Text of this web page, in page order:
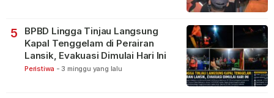
5
BPBD Lingga Tinjau Langsung
Kapal Tenggelam di Perairan
Lansik, Evakuasi Dimulai Hari Ini
Peristiwa - 3 minggu yang lalu